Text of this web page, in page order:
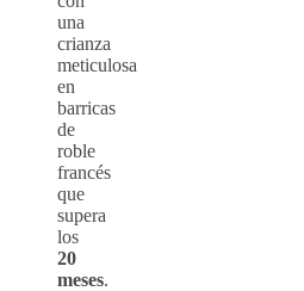
una
crianza
meticulosa
en
barricas
de
roble
francés
que
supera
los
20
meses.